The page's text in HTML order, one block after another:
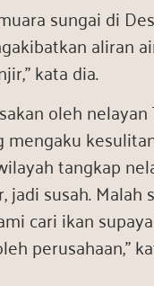
sungai di
aliran
kata dia.
oleh
tangkap
susah.
cari ikan
perusahaan,”